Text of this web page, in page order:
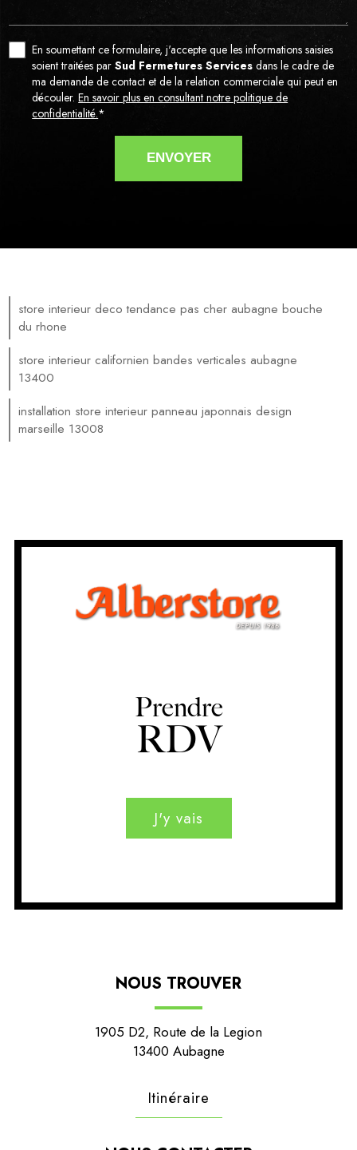
En soumettant ce formulaire, j'accepte que les informations saisies
soient traitées parSud Fermetures Services dans le cadre de
ma demande de contact et de la relation commerciale qui peut en
découler.En savoir plus en consultant notre politique de
confidentialité.*
store interieur deco tendance pas cher aubagne bouche
du rhone
store interieur californien bandes verticales aubagne
13400
installation store interieur panneau japonnais design
marseille 13008
Prendre
RDV
J'y vais
NOUS TROUVER
1905 D2, Route de la Legion
13400 Aubagne
Itinéraire